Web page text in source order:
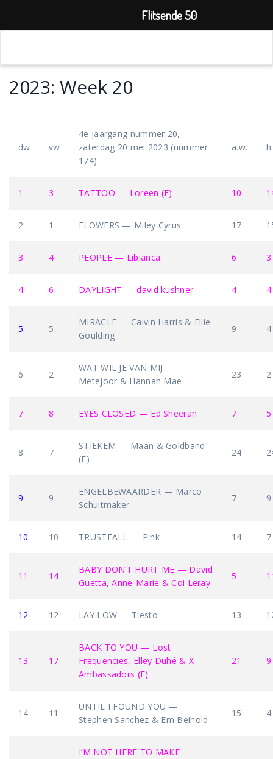
2023: Week 20
dw vw
4e jaargang nummer 20,
zaterdag 20 mei 2023 (nummer
174)
a.w.
1 3 TATTOO — Loreen (F) 10
2 1 FLOWERS — Miley Cyrus 17
3 4 PEOPLE — Libianca 6 3
4 6 DAYLIGHT — david kushner 4 4
5 5
MIRACLE — Calvin Harris & Ellie
Goulding
9 4
6 2
WAT WIL JE VAN MIJ —
Metejoor & Hannah Mae
23 2
7 8 EYES CLOSED — Ed Sheeran 7 5
8 7
STIEKEM — Maan & Goldband
(F)
24
9 9
ENGELBEWAARDER — Marco
Schuitmaker
7 9
10 10 TRUSTFALL — P!nk 14 7
11 14
BABY DON’T HURT ME — David
Guetta, Anne-Marie & Coi Leray
5
12 12 LAY LOW — Tiësto 13
13 17
BACK TO YOU — Lost
Frequencies, Elley Duhé & X
Ambassadors (F)
21 9
14 11
UNTIL I FOUND YOU —
Stephen Sanchez & Em Beihold
15 4
I’M NOT HERE TO MAKE
Flitsende 50